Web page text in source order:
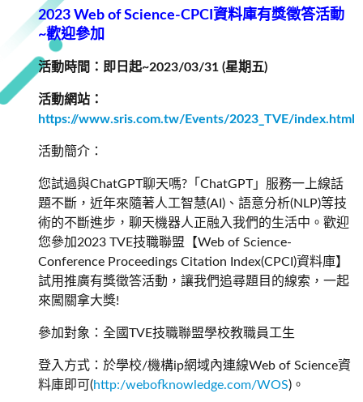
2023 Web of Science-CPCI資料庫有獎徵答活動
~歡迎參加
活動時間：即日起~2023/03/31 (星期五)
活動網站：
https://www.sris.com.tw/Events/2023_TVE/index.html
活動簡介：
您試過與ChatGPT聊天嗎?「ChatGPT」服務一上線話
題不斷，近年來隨著人工智慧(AI)、語意分析(NLP)等技
術的不斷進步，聊天機器人正融入我們的生活中。歡迎
您參加2023 TVE技職聯盟【Web of Science-
Conference Proceedings Citation Index(CPCI)資料庫】
試用推廣有獎徵答活動，讓我們追尋題目的線索，一起
來闖關拿大獎!
參加對象：全國TVE技職聯盟學校教職員工生
登入方式：於學校/機構ip網域內連線Web of Science資
料庫即可(http:/webofknowledge.com/WOS)。